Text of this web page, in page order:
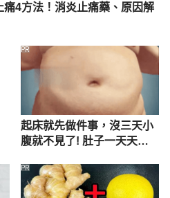
4方法！消炎止痛藥、原因解
起床就先做件事，沒三天小
腹就不見了! 肚子一天天變
PR
PR